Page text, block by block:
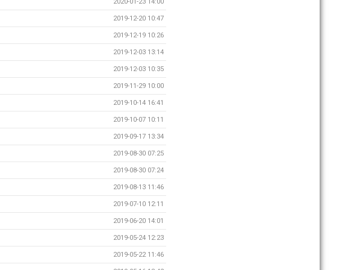
2019-12-20 10:47
2019-12-19 10:26
2019-12-03 13:14
2019-12-03 10:35
2019-11-29 10:00
2019-10-14 16:41
2019-10-07 10:11
2019-09-17 13:34
2019-08-30 07:25
2019-08-30 07:24
2019-08-13 11:46
2019-07-10 12:11
2019-06-20 14:01
2019-05-24 12:23
2019-05-22 11:46